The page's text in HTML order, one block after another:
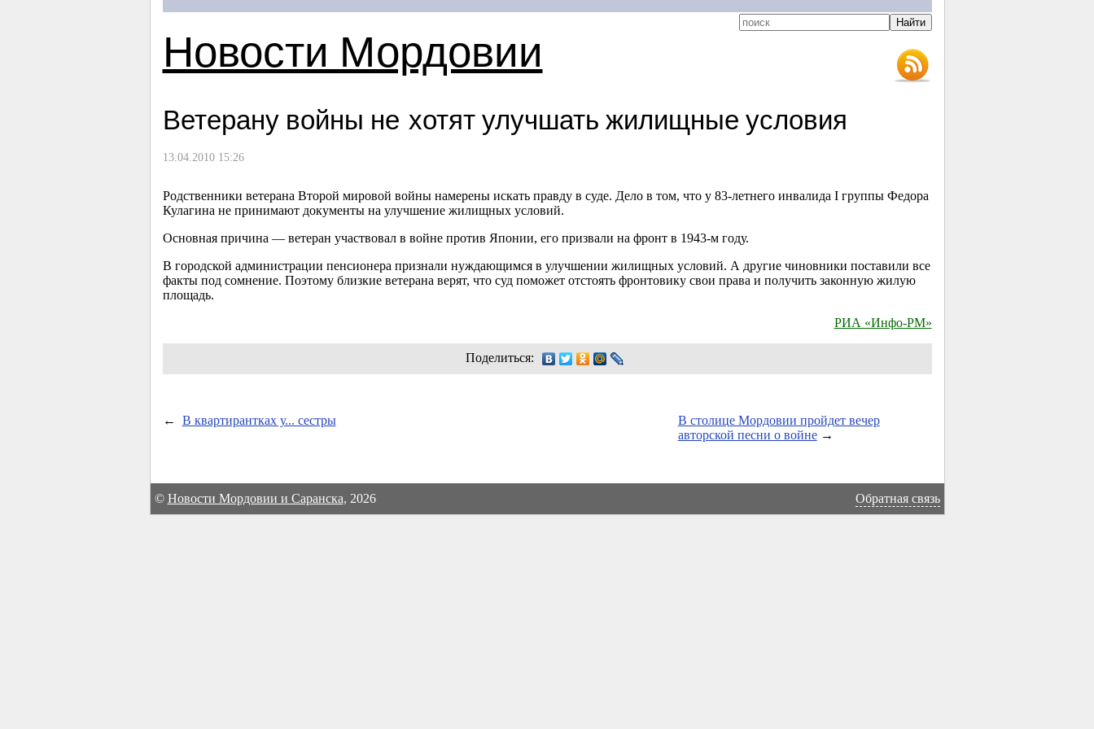
Новости Мордовии
Ветерану войны не хотят улучшать жилищные условия
13.04.2010 15:26
Родственники ветерана Второй мировой войны намерены искать правду в суде. Дело в том, что у 83-летнегоинвалида I группы Федора
Кулагина не принимают документы на улучшение жилищных условий.
Основная причина — ветеран участвовал в войне против Японии, его призвали на фронт в 1943-мгоду.
В городской администрации пенсионера признали нуждающимся в улучшении жилищных условий. А другие чиновники поставили все
факты под сомнение. Поэтому близкие ветерана верят, что суд поможет отстоять фронтовику свои права и получить законную жилую
площадь.
РИА «Инфо-РМ»
Поделиться:
← В квартирантках у... сестры
В столице Мордовии пройдет вечер
авторской песни о войне→
© Новости Мордовии и Саранска, 2026 Обратная связь